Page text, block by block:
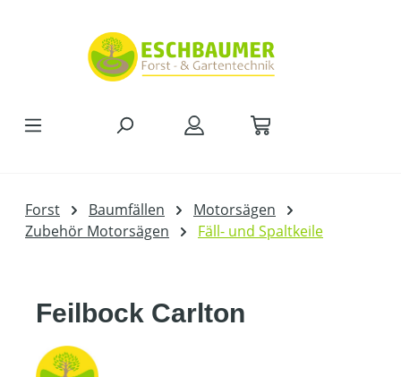
Forst Baumfällen
Motorsägen
Zubehör Motorsägen
Fäll- und Spaltkeile
Feilbock Carlton